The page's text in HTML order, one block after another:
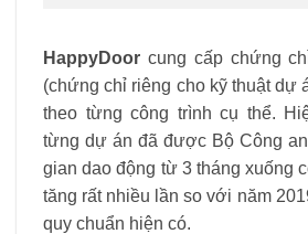
HappyDoor cung cấp chứng
(chứng chỉ riêng cho kỹ thuật dự
theo từng công trình cụ thể.
từng dự án đã được Bộ Công
gian dao động từ 3 tháng xuống
tăng rất nhiều lần so với năm
quy chuẩn hiện có.